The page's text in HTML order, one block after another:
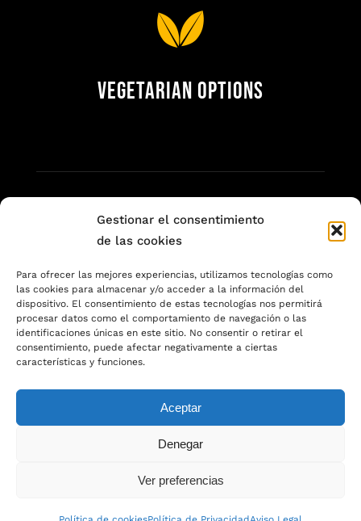
Gestionar el consentimiento
de las cookies
Para ofrecer las mejores experiencias, utilizamos tecnologías como
las cookies para almacenar y/o acceder a la información del
dispositivo. El consentimiento de estas tecnologías nos permitirá
procesar datos como el comportamiento de navegación o las
identificaciones únicas en este sitio. No consentir o retirar el
consentimiento, puede afectar negativamente a ciertas
características y funciones.
Aceptar
Denegar
Ver preferencias
Vegetarian Options
Quam eu proin sit massa condimentum.
Volutpat non pulvinar
aliquet nunc. Quam eu proin sit massa
condimentum.